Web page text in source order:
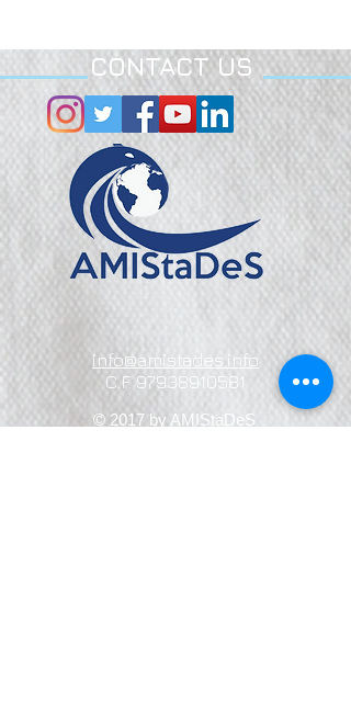
CONTACT US
info@amistades.info
C.F. 97938910581
© 2017 by AMIStaDeS